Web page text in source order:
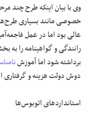
وی با بیان اینکه طرح چند
خصوصی مانند بسیاری
عالی بود اما در عمل
رانندگی و گواهینامه را
برداشته شود اما آموزش
دوش دولت هزینه و گرفتاری
استانداردهای اتوبوس‌ها